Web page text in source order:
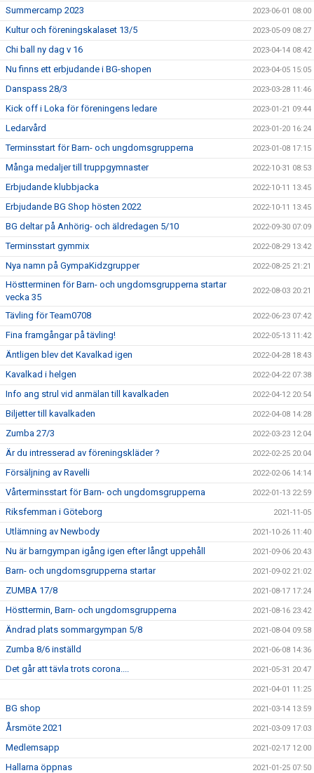
Summercamp 2023 2023-06-01 08:00
Kultur och föreningskalaset 13/5 2023-05-09 08:27
Chi ball ny dag v 16 2023-04-14 08:42
Nu finns ett erbjudande i BG-shopen 2023-04-05 15:05
Danspass 28/3 2023-03-28 11:46
Kick off i Loka för föreningens ledare 2023-01-21 09:44
Ledarvård 2023-01-20 16:24
Terminsstart för Barn- och ungdomsgrupperna 2023-01-08 17:15
Många medaljer till truppgymnaster 2022-10-31 08:53
Erbjudande klubbjacka 2022-10-11 13:45
Erbjudande BG Shop hösten 2022 2022-10-11 13:45
BG deltar på Anhörig- och äldredagen 5/10 2022-09-30 07:09
Terminsstart gymmix 2022-08-29 13:42
Nya namn på GympaKidzgrupper 2022-08-25 21:21
Höstterminen för Barn- och ungdomsgrupperna startar
vecka 35
2022-08-03 20:21
Tävling för Team0708 2022-06-23 07:42
Fina framgångar på tävling! 2022-05-13 11:42
Äntligen blev det Kavalkad igen 2022-04-28 18:43
Kavalkad i helgen 2022-04-22 07:38
Info ang strul vid anmälan till kavalkaden 2022-04-12 20:54
Biljetter till kavalkaden 2022-04-08 14:28
Zumba 27/3 2022-03-23 12:04
Är du intresserad av föreningskläder ? 2022-02-25 20:04
Försäljning av Ravelli 2022-02-06 14:14
Vårterminsstart för Barn- och ungdomsgrupperna 2022-01-13 22:59
Riksfemman i Göteborg 2021-11-05
Utlämning av Newbody 2021-10-26 11:40
Nu är barngympan igång igen efter långt uppehåll 2021-09-06 20:43
Barn- och ungdomsgrupperna startar 2021-09-02 21:02
ZUMBA 17/8 2021-08-17 17:24
Hösttermin, Barn- och ungdomsgrupperna 2021-08-16 23:42
Ändrad plats sommargympan 5/8 2021-08-04 09:58
Zumba 8/6 inställd 2021-06-08 14:36
Det går att tävla trots corona.... 2021-05-31 20:47
2021-04-01 11:25
BG shop 2021-03-14 13:59
Årsmöte 2021 2021-03-09 17:03
Medlemsapp 2021-02-17 12:00
Hallarna öppnas 2021-01-25 07:50